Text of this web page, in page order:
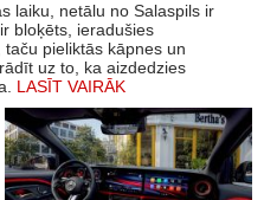
laiku, netālu no Salaspils ir
bloķēts, ieradušies
pieliktās kāpnes un
uz to, ka aizdedzies
LASĪT VAIRĀK